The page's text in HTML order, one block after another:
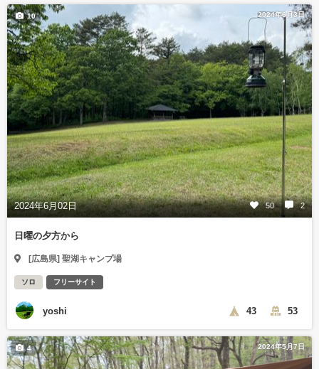
2024年6月3日
2024年6月02日 50 2
10
日曜の夕方から
[広島県] 聖湖キャンプ場
ソロ フリーサイト
yoshi 43 53
2024年5月7日
4